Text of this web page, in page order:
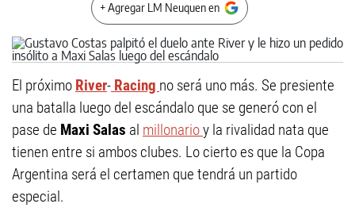
+ Agregar LM Neuquen en
El próximo River- Racing no será uno más. Se presiente
una batalla luego del escándalo que se generó con el
pase de Maxi Salas al millonarioy la rivalidad nata que
tienen entre si ambos clubes. Lo cierto es que la Copa
Argentina será el certamen que tendrá un partido
especial.